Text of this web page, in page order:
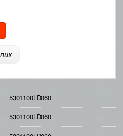
5301100LD060
5301100LD060